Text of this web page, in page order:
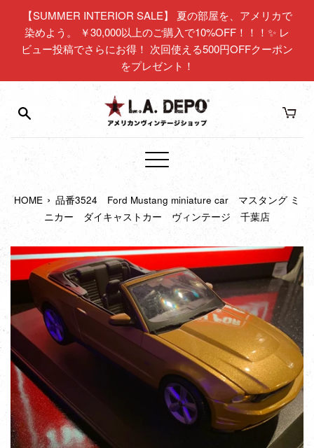
【SUMMER INTERIOR SALE】 夏の部屋を、アメリカで
染めよう。 ￥30,000以上のご購入で10%OFF！！！✨ レ
ビュー投稿でさらにお得！ 次回使える500円OFFクーポン
をプレゼント！
メ
ュ
ー
HOME › 品番3524 Ford Mustang miniature car マスタング ミ
ニカー ダイキャストカー ヴィンテージ 千葉店